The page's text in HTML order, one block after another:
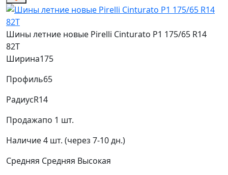
Шины летние новые Pirelli Cinturato P1 175/65 R14
82T
Ширина175
Профиль65
РадиусR14
Продажапо 1 шт.
Наличие4 шт. (через 7-10 дн.)
Средняя Средняя Высокая